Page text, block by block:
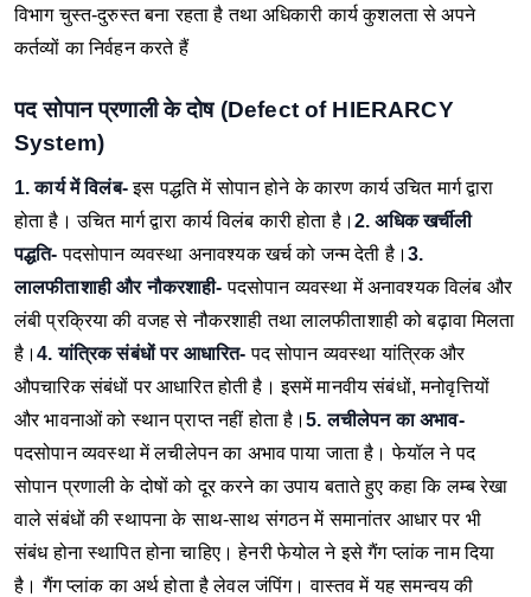
विभाग चुस्त-दुरुस्त बना रहता है तथा अधिकारी कार्य कुशलता से अपने
कर्तव्यों का निर्वहन करते हैं
पद सोपान प्रणाली के दोष (Defect of HIERARCY
System)
1. कार्य में विलंब-इस पद्धति में सोपान होने के कारण कार्य उचित मार्ग द्वारा
होता है। उचित मार्ग द्वारा कार्य विलंब कारी होता है। 2. अधिक खर्चीली
पद्धति- पदसोपान व्यवस्था अनावश्यक खर्च को जन्म देती है।3.
लालफीताशाही और नौकरशाही- पदसोपान व्यवस्था में अनावश्यक विलंब और
लंबी प्रक्रिया की वजह से नौकरशाही तथा लालफीताशाही को बढ़ावा मिलता
है।4. यांत्रिक संबंधों पर आधारित- पद सोपान व्यवस्था यांत्रिक और
औपचारिक संबंधों पर आधारित होती है। इसमें मानवीय संबंधों, मनोवृत्तियों
और भावनाओं को स्थान प्राप्त नहीं होता है।5. लचीलेपन का अभाव-
पदसोपान व्यवस्था में लचीलेपन का अभाव पाया जाता है। फेयॉल ने पद
सोपान प्रणाली के दोषों को दूर करने का उपाय बताते हुए कहा कि लम्ब रेखा
वाले संबंधों की स्थापना के साथ-साथ संगठन में समानांतर आधार पर भी
संबंध होना स्थापित होना चाहिए। हेनरी फेयोल ने इसे गैंग प्लांक नाम दिया
है। गैंग प्लांक का अर्थ होता है लेवल जंपिंग। वास्तव में यह समन्वय की